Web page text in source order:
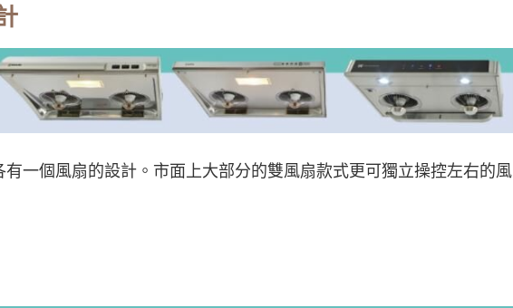
一個風扇的設計。市面上大部分的雙風扇款式更可獨立操控左右的風